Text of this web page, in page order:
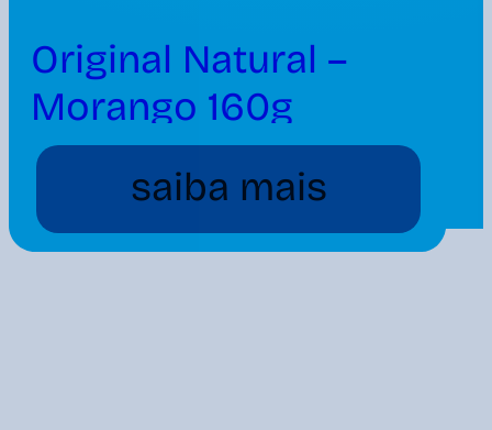
Original Natural –
Morango 160g
saiba mais